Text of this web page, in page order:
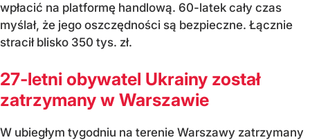
wpłacić na platformę handlową. 60-latek cały czas
myślał, że jego oszczędności są bezpieczne. Łącznie
stracił blisko 350 tys. zł.
27-letni obywatel Ukrainy został
zatrzymany w Warszawie
W ubiegłym tygodniu na terenie Warszawy zatrzymany